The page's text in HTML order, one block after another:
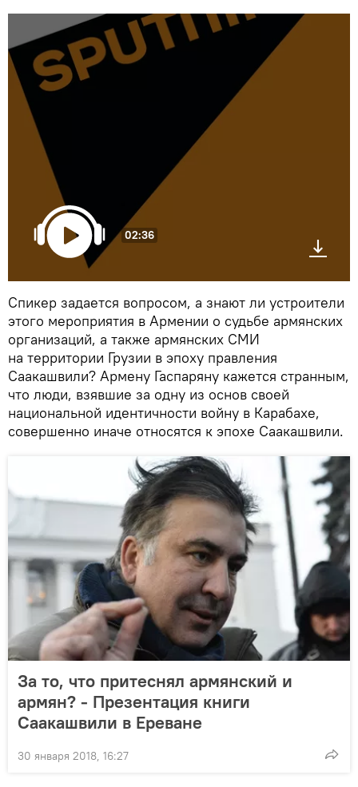
02:36
Спикер задается вопросом, а знают ли устроители
этого мероприятия в Армении о судьбе армянских
организаций, а также армянских СМИ
на территории Грузии в эпоху правления
Саакашвили? Армену Гаспаряну кажется странным,
что люди, взявшие за одну из основ своей
национальной идентичности войну в Карабахе,
совершенно иначе относятся к эпохе Саакашвили.
За то, что притеснял армянский и
армян? - Презентация книги
Саакашвили в Ереване
30 января 2018, 16:27